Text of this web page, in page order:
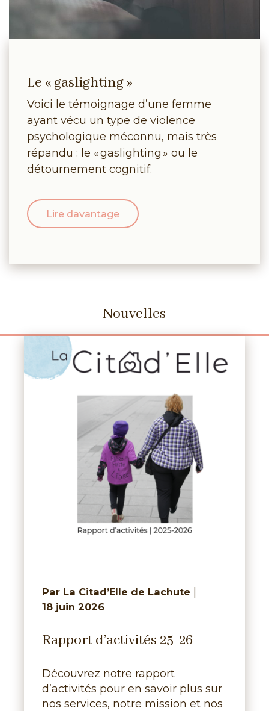
Le « gaslighting »
Voici le témoignage d’une femme
ayant vécu un type de violence
psychologique méconnu, mais très
répandu : le « gaslighting » ou le
détournement cognitif.
Lire davantage
Nouvelles
Par La Citad’Elle de Lachute |
18 juin 2026
Rapport d’activités 25-26
Découvrez notre rapport
d’activités pour en savoir plus sur
nos services, notre mission et nos